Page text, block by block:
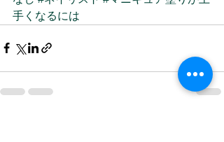
手くなるには